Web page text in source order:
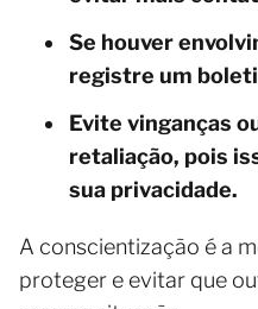
Se houver
registre um
Evite vinganças
retaliação, pois
sua privacidade.
A conscientização é a
proteger e evitar que